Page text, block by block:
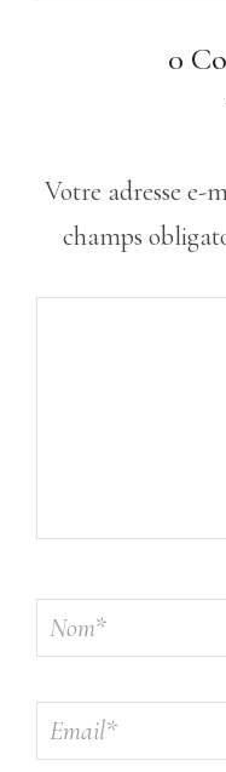
0
Votre adresse e-
champs